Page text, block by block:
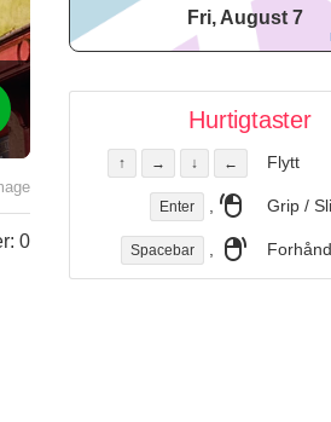
0
Fri, August 7
Hurtigtaster
↑ → ↓ ← Flytt
Enter Grip /
Spacebar